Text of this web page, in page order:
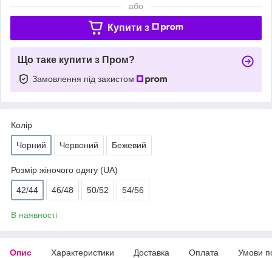
або
Купити з
Що таке купити з Пром?
Замовлення під захистом
Колір
Чорний Червоний Бежевий
Розмір жіночого одягу (UA)
42/44 46/48 50/52 54/56
В наявності
Опис Характеристики Доставка Оплата Умови